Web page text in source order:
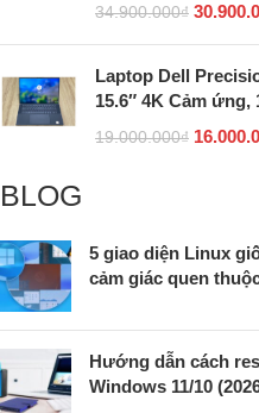
34.900.000₫
Laptop Dell
15.6″ 4K Cảm ứng,
19.000.000₫
BLOG
5 giao diện Linux
cảm giác quen
Hướng dẫn cách
Windows 11/10